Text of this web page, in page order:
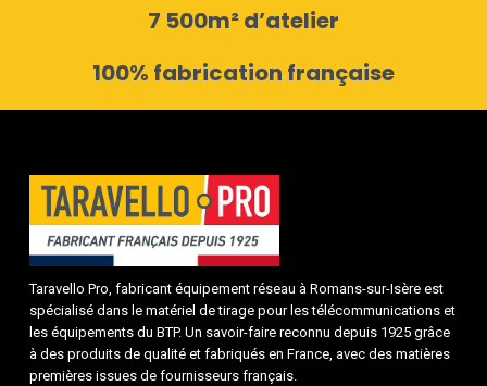
7 500m² d’atelier
100% fabrication française
Taravello Pro, fabricant équipement réseau à Romans-sur-Isère est
spécialisé dans le matériel de tirage pour les télécommunications et
les équipements du BTP. Un savoir-faire reconnu depuis 1925 grâce
à des produits de qualité et fabriqués en France, avec des matières
premières issues de fournisseurs français.